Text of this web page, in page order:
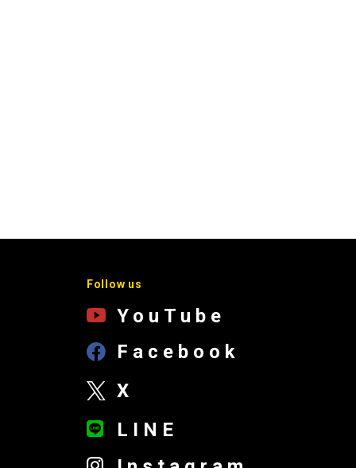
Follow us
YouTube
Facebook
X
LINE